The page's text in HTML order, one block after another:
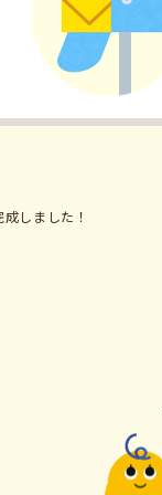
しました！